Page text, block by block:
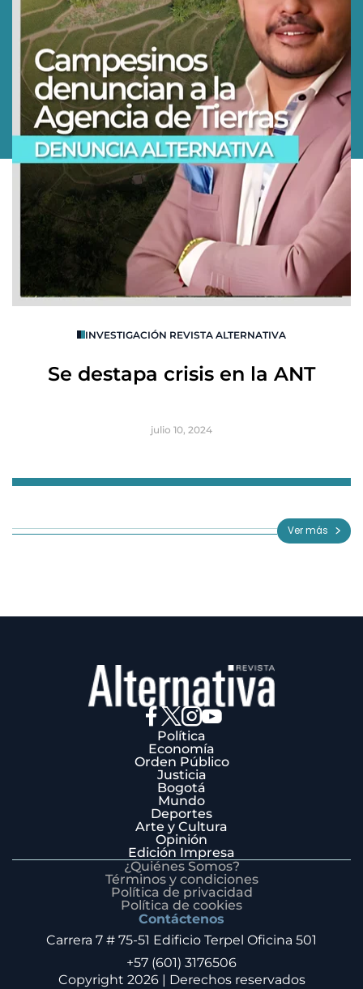
INVESTIGACIÓN REVISTA ALTERNATIVA
Se destapa crisis en la ANT
julio 10, 2024
3
Ver más
Política
Economía
Orden Público
Justicia
Bogotá
Mundo
Deportes
Arte y Cultura
Opinión
Edición Impresa
¿Quiénes Somos?
Términos y condiciones
Política de privacidad
Política de cookies
Contáctenos
Carrera 7 # 75-51 Edificio Terpel Oficina 501
+57 (601) 3176506
Copyright 2026 | Derechos reservados